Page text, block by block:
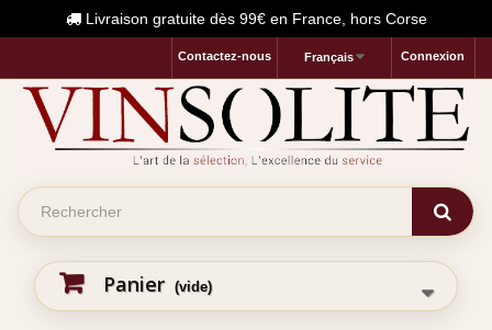
Livraison gratuite dès 99€ en France, hors Corse
Connexion
Français
Contactez-nous
Panier (vide)